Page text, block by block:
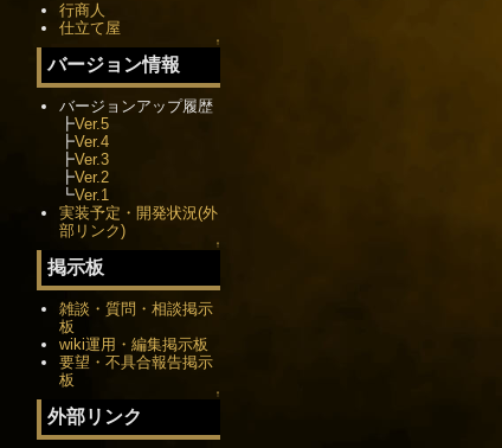
行商人
仕立て屋
↑
バージョン情報
バージョンアップ履歴
┣Ver.5
┣Ver.4
┣Ver.3
┣Ver.2
┗Ver.1
実装予定・開発状況(外
部リンク)
↑
掲示板
雑談・質問・相談掲示
板
wiki運用・編集掲示板
要望・不具合報告掲示
板
↑
外部リンク